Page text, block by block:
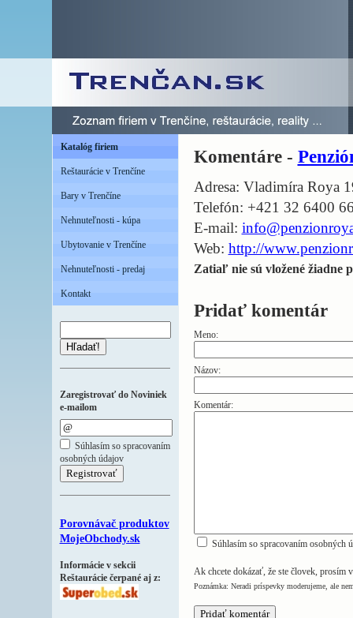
Katalóg firiem
Reštaurácie v Trenčíne
Bary v Trenčíne
Nehnuteľnosti - kúpa
Ubytovanie v Trenčíne
Nehnuteľnosti - predaj
Kontakt
Hľadať!
Zaregistrovať do Noviniek
e-mailom
Súhlasím so spracovaním
osobných údajov
Porovnávač produktov
MojeObchody.sk
Informácie v sekcii
Reštaurácie čerpané aj z:
Komentáre -
Adresa: Vladimíra Roya
Telefón: +421 32 6400
E-mail:
Web: http://
Zatiaľ nie sú vložené žiadne
Pridať komentár
Meno:
Názov:
Komentár:
Súhlasím so spracovaním osobných
Ak chcete dokázať, že ste človek, prosím
Poznámka: Neradi príspevky moderujeme, ale